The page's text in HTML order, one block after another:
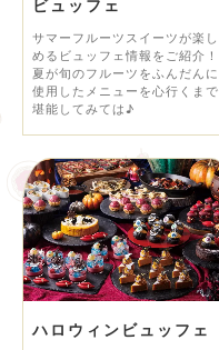
サマーフルーツスイーツが楽し
めるビュッフェ情報をご紹介！
夏が旬のフルーツをふんだんに
使用したメニューを心行くまで
堪能してみては♪
ハロウィンビュッフェ